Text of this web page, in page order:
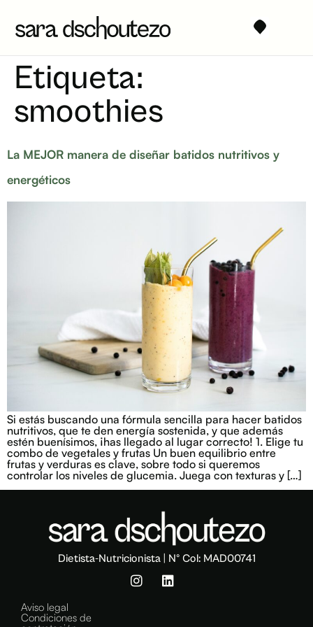
Etiqueta:
smoothies
La MEJOR manera de diseñar batidos nutritivos y
energéticos
Si estás buscando una fórmula sencilla para hacer batidos
nutritivos, que te den energía sostenida, y que además
estén buenísimos, ¡has llegado al lugar correcto! 1. Elige tu
combo de vegetales y frutas Un buen equilibrio entre
frutas y verduras es clave, sobre todo si queremos
controlar los niveles de glucemia. Juega con texturas y […]
Dietista-Nutricionista | Nº Col: MAD00741
Aviso legal
Condiciones de